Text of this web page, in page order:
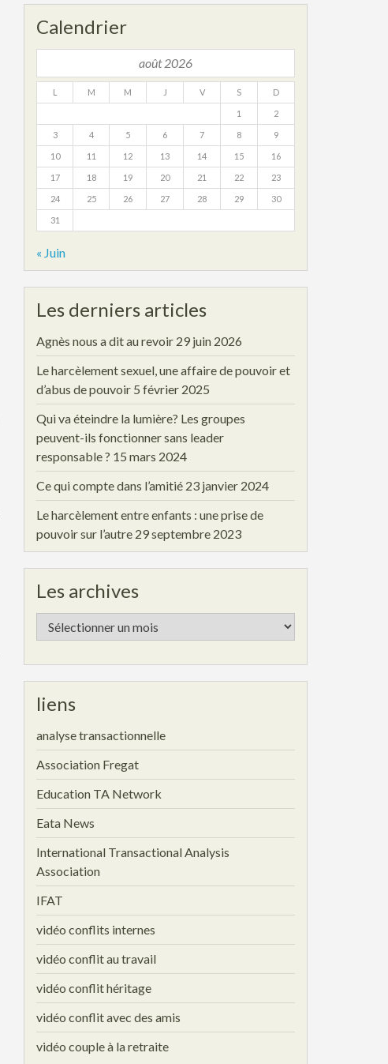
Calendrier
août 2026
L M M J V S D
1 2
3 4 5 6 7 8 9
10 11 12 13 14 15 16
17 18 19 20 21 22 23
24 25 26 27 28 29 30
31
« Juin
Les derniers articles
Agnès nous a dit au revoir 29 juin 2026
Le harcèlement sexuel, une affaire de pouvoir et
d’abus de pouvoir 5 février 2025
Qui va éteindre la lumière? Les groupes
peuvent-ils fonctionner sans leader
responsable ? 15 mars 2024
Ce qui compte dans l’amitié 23 janvier 2024
Le harcèlement entre enfants : une prise de
pouvoir sur l’autre 29 septembre 2023
Les archives
Les
archives
liens
analyse transactionnelle
Association Fregat
Education TA Network
Eata News
International Transactional Analysis
Association
IFAT
vidéo conflits internes
vidéo conflit au travail
vidéo conflit héritage
vidéo conflit avec des amis
vidéo couple à la retraite